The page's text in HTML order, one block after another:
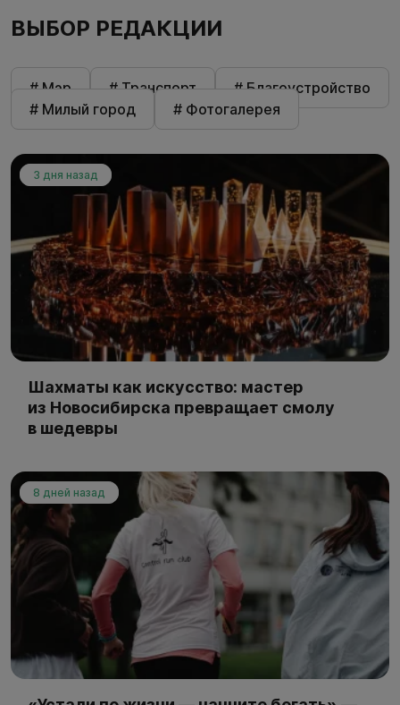
ВЫБОР РЕДАКЦИИ
# Мэр # Транспорт
# Благоустройство
# Милый город
# Фотогалерея
3 дня назад
Шахматы как искусство: мастер
из Новосибирска превращает смолу
в шедевры
8 дней назад